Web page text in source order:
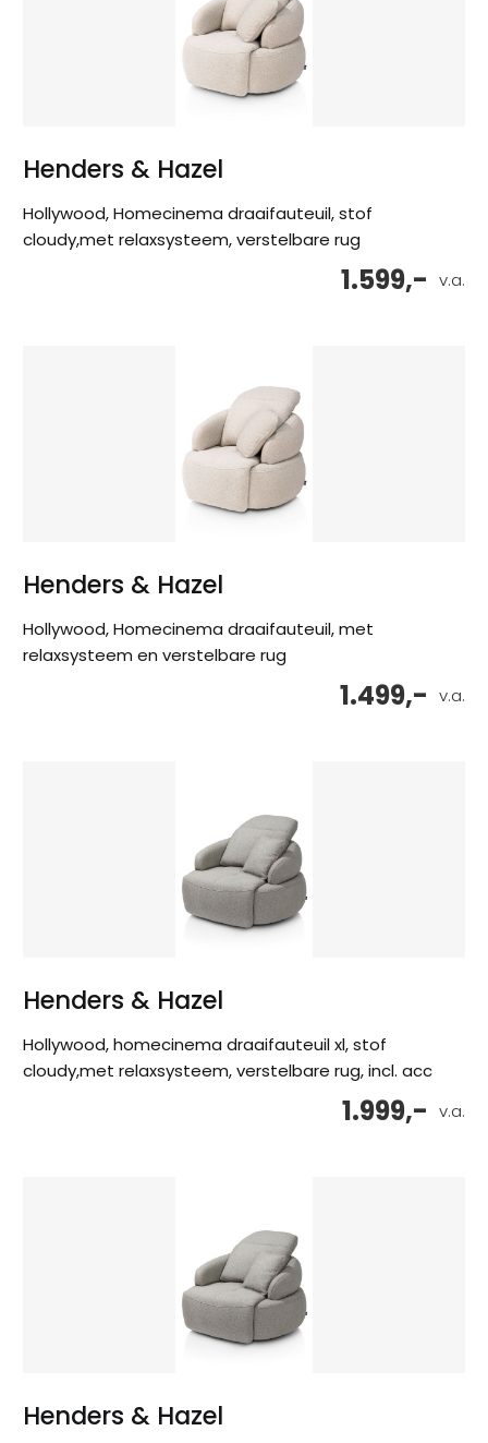
Henders & Hazel
Hollywood, Homecinema draaifauteuil, stof
cloudy,met relaxsysteem, verstelbare rug
v.a.
1.599,-
Henders & Hazel
Hollywood, Homecinema draaifauteuil, met
relaxsysteem en verstelbare rug
v.a.
1.499,-
Henders & Hazel
Hollywood, homecinema draaifauteuil xl, stof
cloudy,met relaxsysteem, verstelbare rug, incl. acc
v.a.
1.999,-
Henders & Hazel